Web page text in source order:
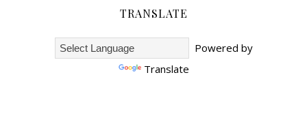
TRANSLATE
Powered by
Translate